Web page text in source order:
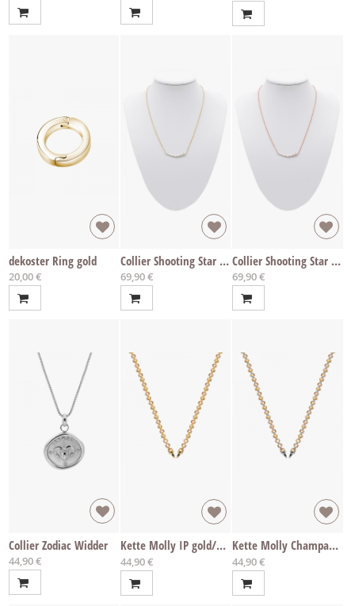
dekoster Ring gold
20,00 €
Collier Shooting Star Gold
69,90 €
Collier Shooting Star Rosé
69,90 €
Collier Zodiac Widder
44,90 €
Kette Molly IP gold/Champagner
Ab
44,90 €
Kette Molly Champagner
Ab
44,90 €